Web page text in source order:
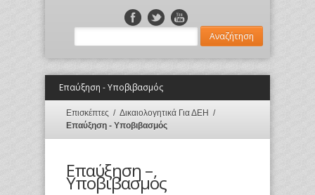
Επαύξηση - Υποβιβασμός
Επισκέπτες / Δικαιολογητικά Για ΔΕΗ /
Επαύξηση - Υποβιβασμός
Επαύξηση –
Υποβιβασμός